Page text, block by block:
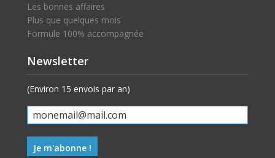
Les bonnes affaires
Plus que quelques mois
Formule 100% accompagnée
Newsletter
(Environ 15 envois par an)